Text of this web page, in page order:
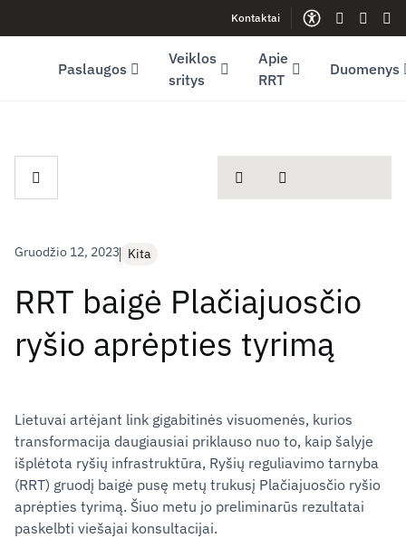
Youtube (opens in new window)Kontaktai
Gestų
Paslaugos
Veiklos
sritys
Apie
RRT
Duomenys
spausdintiDalintis
Gruodžio 12, 2023 Kita
RRT baigė Plačiajuosčio
ryšio aprėpties tyrimą
Lietuvai artėjant link gigabitinės visuomenės, kurios
transformacija daugiausiai priklauso nuo to, kaip šalyje
išplėtota ryšių infrastruktūra, Ryšių reguliavimo tarnyba
(RRT) gruodį baigė pusę metų trukusį Plačiajuosčio ryšio
aprėpties tyrimą. Šiuo metu jo preliminarūs rezultatai
paskelbti viešajai konsultacijai.